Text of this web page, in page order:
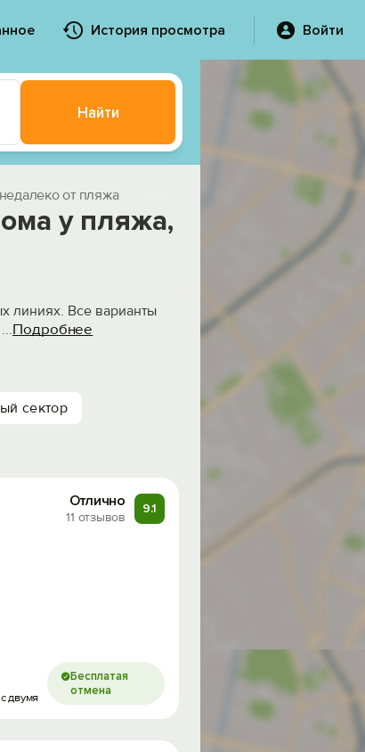
История просмотра Войти
Найти
от пляжа
у пляжа,
линиях. Все варианты
...Подробнее
сектор
Отлично
11 отзывов
9.1
двумя
Бесплатая
отмена